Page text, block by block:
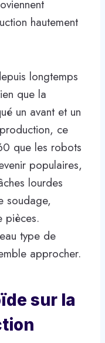
hautement
longtemps
que la
un avant et un
ce
que les robots
populaires,
lourdes
soudage,
pièces.
type de
approcher.
sur la